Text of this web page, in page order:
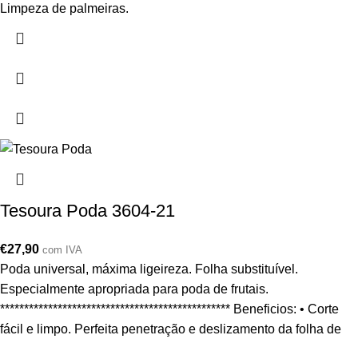
Limpeza de palmeiras.
Tesoura Poda 3604-21
€27,90 com IVA
Poda universal, máxima ligeireza. Folha substituível.
Especialmente apropriada para poda de frutais.
************************************************ Beneficios: • Corte
fácil e limpo. Perfeita penetração e deslizamento da folha de